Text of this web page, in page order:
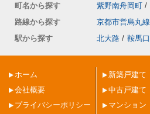
町名から探す
紫野南舟岡町 /
路線から探す
京都市営烏丸線
駅から探す
北大路 / 鞍馬口
ホーム
会社概要
プライバシーポリシー
新築戸建て
中古戸建て
マンション